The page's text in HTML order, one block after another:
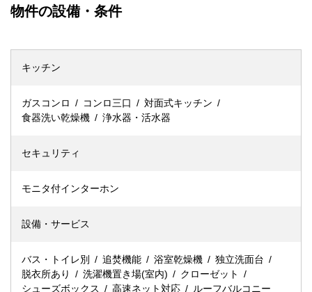
物件の設備・条件
キッチン
ガスコンロ コンロ三口
対面式キッチン
食器洗い乾燥機
浄水器・活水器
セキュリティ
モニタ付インターホン
設備・サービス
バス・トイレ別 追焚機能 浴室乾燥機
独立洗面台
脱衣所あり
洗濯機置き場(室内)
クローゼット
シューズボックス
高速ネット対応 ルーフバルコニー